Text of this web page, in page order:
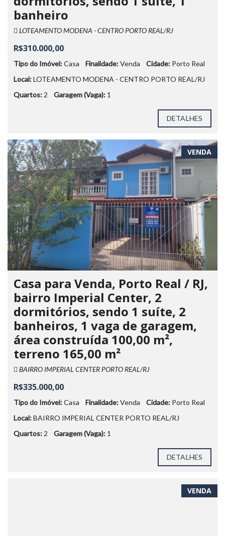
banheiro
LOTEAMENTO MODENA - CENTRO PORTO REAL/RJ
R$310.000,00
Tipo do Imóvel:Casa Finalidade:Venda Cidade: Porto Real
Local:LOTEAMENTO MODENA - CENTRO PORTO REAL/RJ
Quartos: 2 Garagem (Vaga): 1
DETALHES
VENDA
Casa para Venda, Porto Real / RJ,
bairro Imperial Center, 2
dormitórios, sendo 1 suíte, 2
banheiros, 1 vaga de garagem,
área construída 100,00 m²,
terreno 165,00 m²
BAIRRO IMPERIAL CENTER PORTO REAL/RJ
R$335.000,00
Tipo do Imóvel:Casa Finalidade:Venda Cidade: Porto Real
Local:BAIRRO IMPERIAL CENTER PORTO REAL/RJ
Quartos: 2 Garagem (Vaga): 1
DETALHES
VENDA